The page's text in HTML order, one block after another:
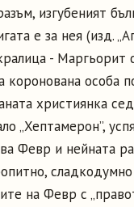
изгубеният
е за нея (изд.
- Маргьорит
коронована особа
християнка
„Хептамерон”,
Февр и нейната
на Февр с